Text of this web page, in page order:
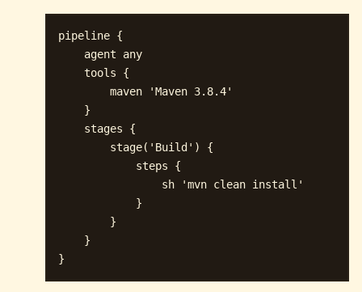
pipeline {
    agent any
    tools {
        maven 'Maven 3.8.4'
    }
    stages {
        stage('Build') {
            steps {
                sh 'mvn clean install'
            }
        }
    }